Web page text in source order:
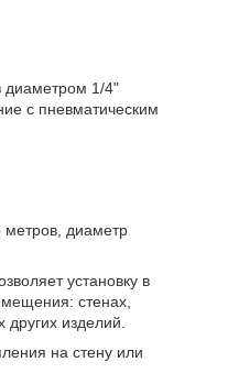
диаметром 1/4"
с пневматическим
метров, диаметр
установку в
стенах,
других изделий.
на стену или